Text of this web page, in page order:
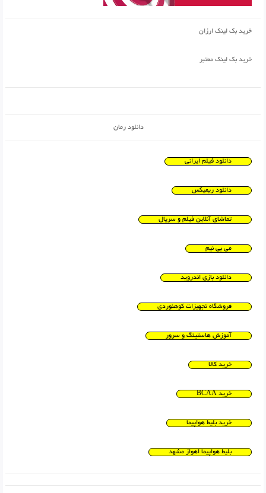
خرید بک لینک ارزان
خرید بک لینک معتبر
دانلود رمان
دانلود فیلم ایرانی
دانلود ریمیکس
تماشای آنلاین فیلم و سریال
می بی نیم
دانلود بازی اندروید
فروشگاه تجهیزات کوهنوردی
آموزش هاستینگ و سرور
خرید کالا
خرید BCAA
خرید بلیط هواپیما
بلیط هواپیما اهواز مشهد